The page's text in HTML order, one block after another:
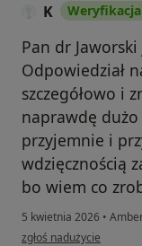
K
Pan dr
Odpowiedział
szczegółowo i
naprawdę
przyjemnie i
wdzięcznością
bo wiem co
5 kwietnia 2026 •
w opinii użytkownika K
zgłoś nadużycie